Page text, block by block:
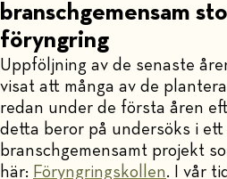
branschgemensam
föryngring
Uppföljning av de senaste
visat att många av de
redan under de första åren
detta beror på undersöks i
branschgemensamt projekt
här: Föryngringskollen. I vår